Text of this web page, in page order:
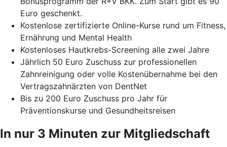
Euro geschenkt.
Kostenlose zertifizierte Online-Kurse rund um Fitness,
Ernährung und Mental Health
Kostenloses Hautkrebs-Screening alle zwei Jahre
Jährlich 50 Euro Zuschuss zur professionellen
Zahnreinigung oder volle Kostenübernahme bei den
Vertragszahnärzten von DentNet
Bis zu 200 Euro Zuschuss pro Jahr für
Präventionskurse und Gesundheitsreisen
In nur 3 Minuten zur Mitgliedschaft